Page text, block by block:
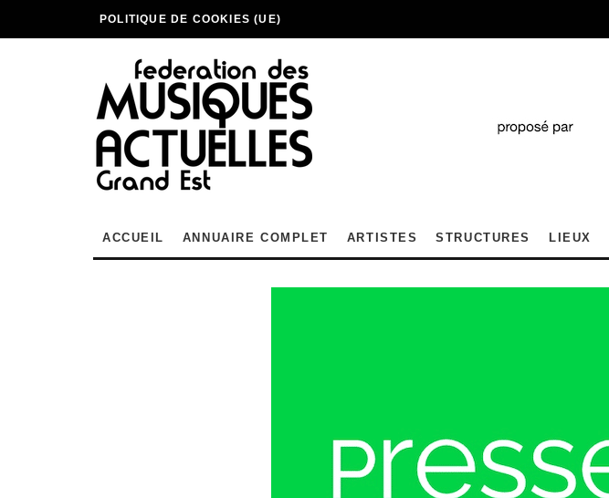
POLITIQUE DE COOKIES (UE)
ACCUEIL ANNUAIRE COMPLET ARTISTES STRUCTURES LIEUX